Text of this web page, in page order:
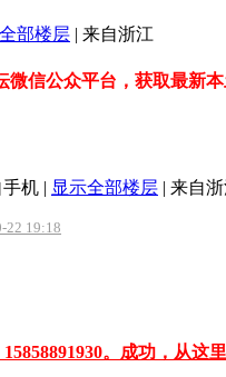
部楼层 | 来自浙江
信公众平台，获取最新本
机 | 显示全部楼层 | 来自
22 19:18
。成功，从这